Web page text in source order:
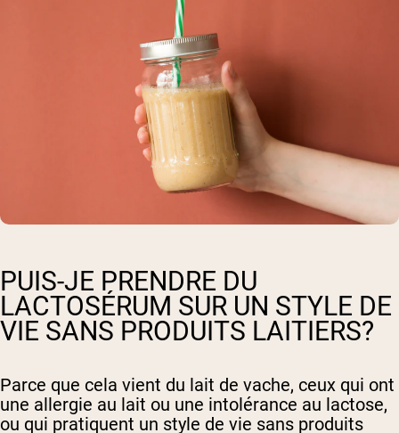
PUIS-JE PRENDRE DU
LACTOSÉRUM SUR UN STYLE DE
VIE SANS PRODUITS LAITIERS?
Parce que cela vient du lait de vache, ceux qui ont
une allergie au lait ou une intolérance au lactose,
ou qui pratiquent un style de vie sans produits